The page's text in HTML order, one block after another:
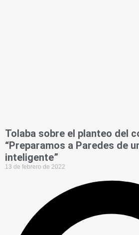
Tolaba sobre el planteo del
“Preparamos a Paredes de
inteligente”
13 de febrero de 2022